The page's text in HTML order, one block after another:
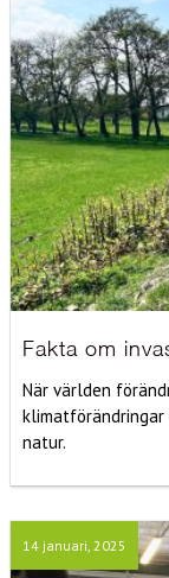
Fakta om
När världen
klimatförändringar
natur.
14 januari, 2025